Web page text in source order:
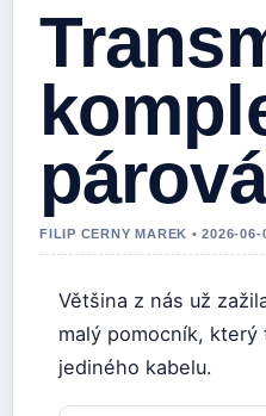
FILIP CERNY MAREK • 2026-
Většina z nás už
malý pomocník,
jediného kabelu.